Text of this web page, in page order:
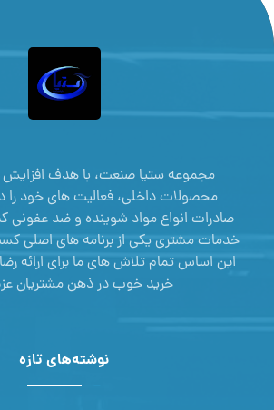
مجموعه ستیا صنعت، با هدف
محصولات داخلی، فعالیت های خود را
صادرات انواع مواد شوینده و ضد عفونی
خدمات مشتری یکی از برنامه های اصلی
این اساس تمام تلاش های ما برای ارائه
خرید خوب در ذهن مشتریان
نوشته‌های تازه